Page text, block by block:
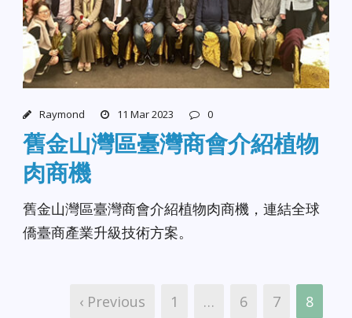
Raymond 11 Mar 2023 0
舊金山灣區臺灣商會介紹植物
肉商機
舊金山灣區臺灣商會介紹植物肉商機，連結全球
僑臺商產業升級技術方案。
‹ Previous 1 … 6 7 8